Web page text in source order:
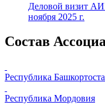
Деловой визит
ноября 2025 г.
Состав
Республика
Республика Мордовия